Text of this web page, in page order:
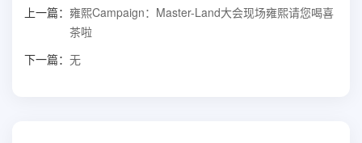
上一篇： 雍熙Campaign：Master-Land大会现场雍熙请您喝喜
茶啦
下一篇： 无